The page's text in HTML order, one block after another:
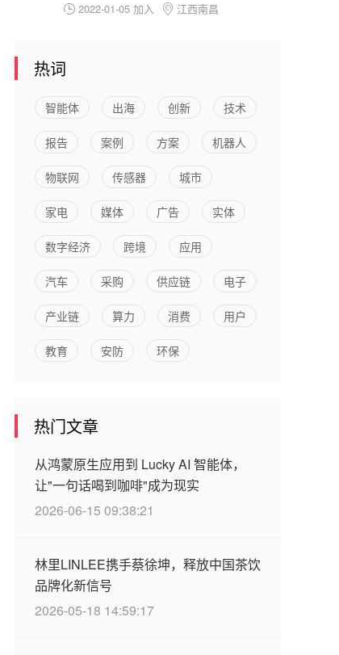
 2022-01-05 加入  江西南昌
热词
智能体 出海 创新 技术
报告 案例 方案 机器人
物联网 传感器 城市
家电 媒体 广告 实体
数字经济 跨境 应用
汽车 采购 供应链 电子
产业链 算力 消费 用户
教育 安防 环保
热门文章
从鸿蒙原生应用到 Lucky AI 智能体，
让"一句话喝到咖啡"成为现实
2026-06-15 09:38:21
林里LINLEE携手蔡徐坤，释放中国茶饮
品牌化新信号
2026-05-18 14:59:17